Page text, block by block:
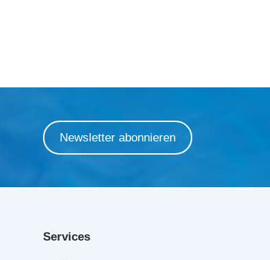
Newsletter abonnieren
Services